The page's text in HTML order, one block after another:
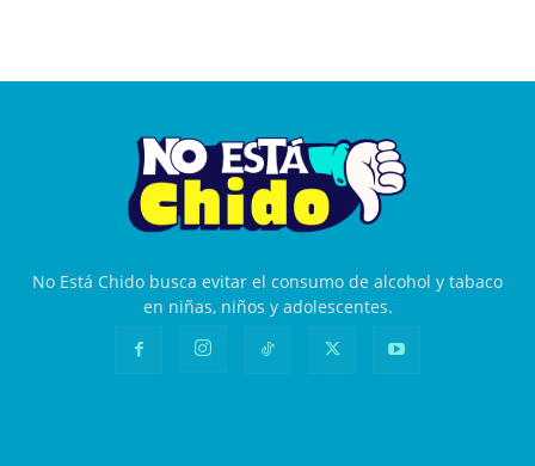
No Está Chido busca evitar el consumo de alcohol y tabaco
en niñas, niños y adolescentes.